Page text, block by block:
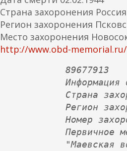
Страна захоронения Россия
Регион захоронения
Место захоронения
http://www.obd-memorial.ru/
89677913
Информация
Страна
Регион
Номер
Первичное
"Маевская